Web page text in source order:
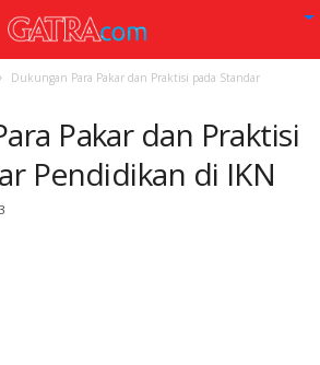
Dukungan Para Pakar dan Praktisi pada Standar
Pakar dan Praktisi
Pendidikan di IKN